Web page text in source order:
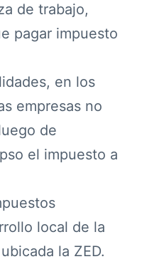
de trabajo,
pagar impuesto
en los
empresas no
de
el impuesto a
local de la
la ZED.